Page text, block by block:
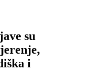
su
i